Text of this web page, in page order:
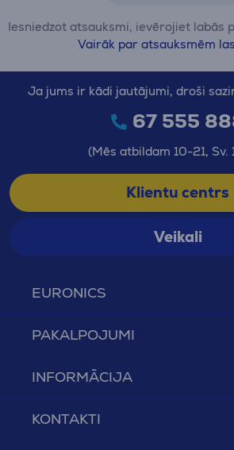
Iesniedzot atsauksmi, ievērojiet labās
Vairāk par atsauksmēm
EURONICS
PAKALPOJUMI
INFORMĀCIJA
KONTAKTI
Ja jums ir kādi jautājumi, droši
67 555
(Mēs atbildam 10-21, Sv.
Klientu centrs
Veikali